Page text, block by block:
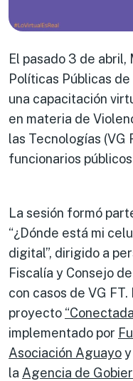
El pasado 3 de
Políticas Públicas
una capacitación
en materia de
las Tecnologías (VG
funcionarios
La sesión formó
“¿Dónde está mi
digital”, dirigido a
Fiscalía y Consejo
con casos de VG
proyecto
implementado por
Asociación Aguayoy
la Agencia de